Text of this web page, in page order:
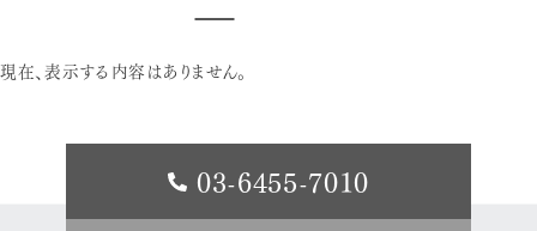
現在、表示する内容はありません。
03-6455-7010